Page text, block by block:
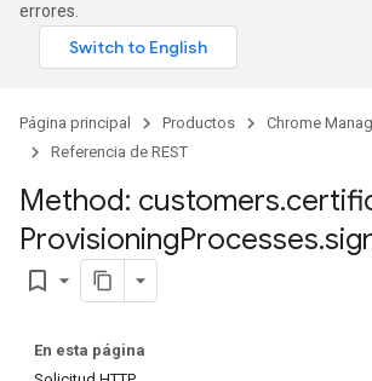
errores.
Página principal Productos
Chrome
Referencia de REST
Method: customers.
ProvisioningProcesses.
bookmark_border
En esta página